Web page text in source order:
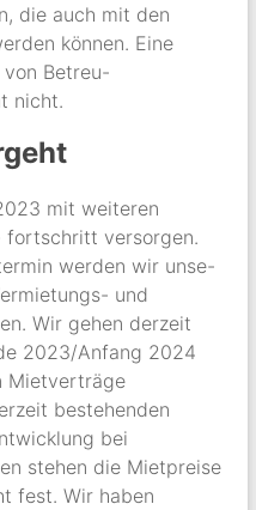
die auch mit den
können. Eine
Betreu-
nicht.
mit weiteren
fortschritt versorgen.
werden wir unse-
und
Wir gehen derzeit
2023/Anfang 2024
Mietverträge
bestehenden
bei
stehen die Mietpreise
fest. Wir haben